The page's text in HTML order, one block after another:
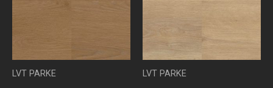
LVT PARKE LVT PARKE